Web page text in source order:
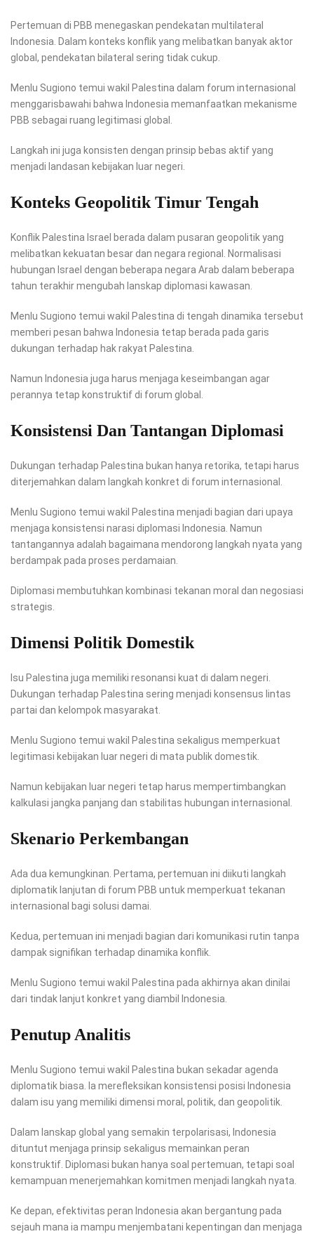
Pertemuan di PBB menegaskan pendekatan multilateral
Indonesia. Dalam konteks konflik yang melibatkan banyak aktor
global, pendekatan bilateral sering tidak cukup.
Menlu Sugiono temui wakil Palestina dalam forum internasional
menggarisbawahi bahwa Indonesia memanfaatkan mekanisme
PBB sebagai ruang legitimasi global.
Langkah ini juga konsisten dengan prinsip bebas aktif yang
menjadi landasan kebijakan luar negeri.
Konteks Geopolitik Timur Tengah
Konflik Palestina Israel berada dalam pusaran geopolitik yang
melibatkan kekuatan besar dan negara regional. Normalisasi
hubungan Israel dengan beberapa negara Arab dalam beberapa
tahun terakhir mengubah lanskap diplomasi kawasan.
Menlu Sugiono temui wakil Palestina di tengah dinamika tersebut
memberi pesan bahwa Indonesia tetap berada pada garis
dukungan terhadap hak rakyat Palestina.
Namun Indonesia juga harus menjaga keseimbangan agar
perannya tetap konstruktif di forum global.
Konsistensi Dan Tantangan Diplomasi
Dukungan terhadap Palestina bukan hanya retorika, tetapi harus
diterjemahkan dalam langkah konkret di forum internasional.
Menlu Sugiono temui wakil Palestina menjadi bagian dari upaya
menjaga konsistensi narasi diplomasi Indonesia. Namun
tantangannya adalah bagaimana mendorong langkah nyata yang
berdampak pada proses perdamaian.
Diplomasi membutuhkan kombinasi tekanan moral dan negosiasi
strategis.
Dimensi Politik Domestik
Isu Palestina juga memiliki resonansi kuat di dalam negeri.
Dukungan terhadap Palestina sering menjadi konsensus lintas
partai dan kelompok masyarakat.
Menlu Sugiono temui wakil Palestina sekaligus memperkuat
legitimasi kebijakan luar negeri di mata publik domestik.
Namun kebijakan luar negeri tetap harus mempertimbangkan
kalkulasi jangka panjang dan stabilitas hubungan internasional.
Skenario Perkembangan
Ada dua kemungkinan. Pertama, pertemuan ini diikuti langkah
diplomatik lanjutan di forum PBB untuk memperkuat tekanan
internasional bagi solusi damai.
Kedua, pertemuan ini menjadi bagian dari komunikasi rutin tanpa
dampak signifikan terhadap dinamika konflik.
Menlu Sugiono temui wakil Palestina pada akhirnya akan dinilai
dari tindak lanjut konkret yang diambil Indonesia.
Penutup Analitis
Menlu Sugiono temui wakil Palestina bukan sekadar agenda
diplomatik biasa. Ia merefleksikan konsistensi posisi Indonesia
dalam isu yang memiliki dimensi moral, politik, dan geopolitik.
Dalam lanskap global yang semakin terpolarisasi, Indonesia
dituntut menjaga prinsip sekaligus memainkan peran
konstruktif. Diplomasi bukan hanya soal pertemuan, tetapi soal
kemampuan menerjemahkan komitmen menjadi langkah nyata.
Ke depan, efektivitas peran Indonesia akan bergantung pada
sejauh mana ia mampu menjembatani kepentingan dan menjaga